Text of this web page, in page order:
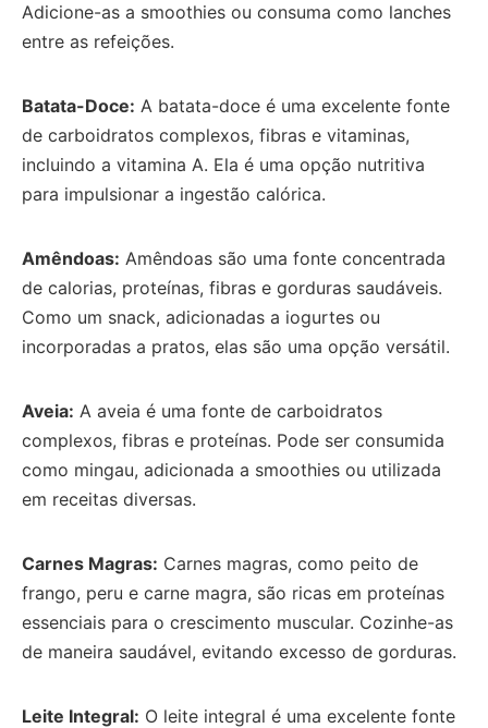
Adicione-as a smoothies ou consuma como lanches
entre as refeições.
Batata-Doce: A batata-doce é uma excelente fonte
de carboidratos complexos, fibras e vitaminas,
incluindo a vitamina A. Ela é uma opção nutritiva
para impulsionar a ingestão calórica.
Amêndoas: Amêndoas são uma fonte concentrada
de calorias, proteínas, fibras e gorduras saudáveis.
Como um snack, adicionadas a iogurtes ou
incorporadas a pratos, elas são uma opção versátil.
Aveia: A aveia é uma fonte de carboidratos
complexos, fibras e proteínas. Pode ser consumida
como mingau, adicionada a smoothies ou utilizada
em receitas diversas.
Carnes Magras: Carnes magras, como peito de
frango, peru e carne magra, são ricas em proteínas
essenciais para o crescimento muscular. Cozinhe-as
de maneira saudável, evitando excesso de gorduras.
Leite Integral: O leite integral é uma excelente fonte